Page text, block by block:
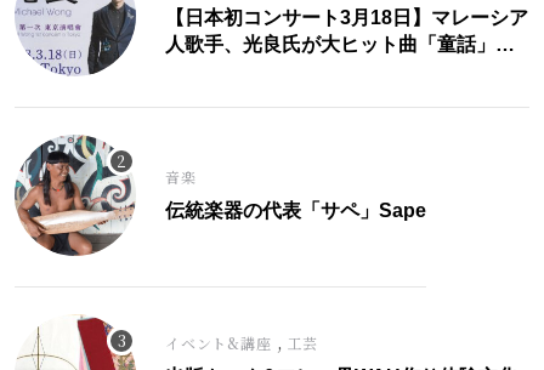
【日本初コンサート3月18日】マレーシア
人歌手、光良氏が大ヒット曲「童話」に
音楽
伝統楽器の代表「サペ」Sape
イベント&講座 , 工芸